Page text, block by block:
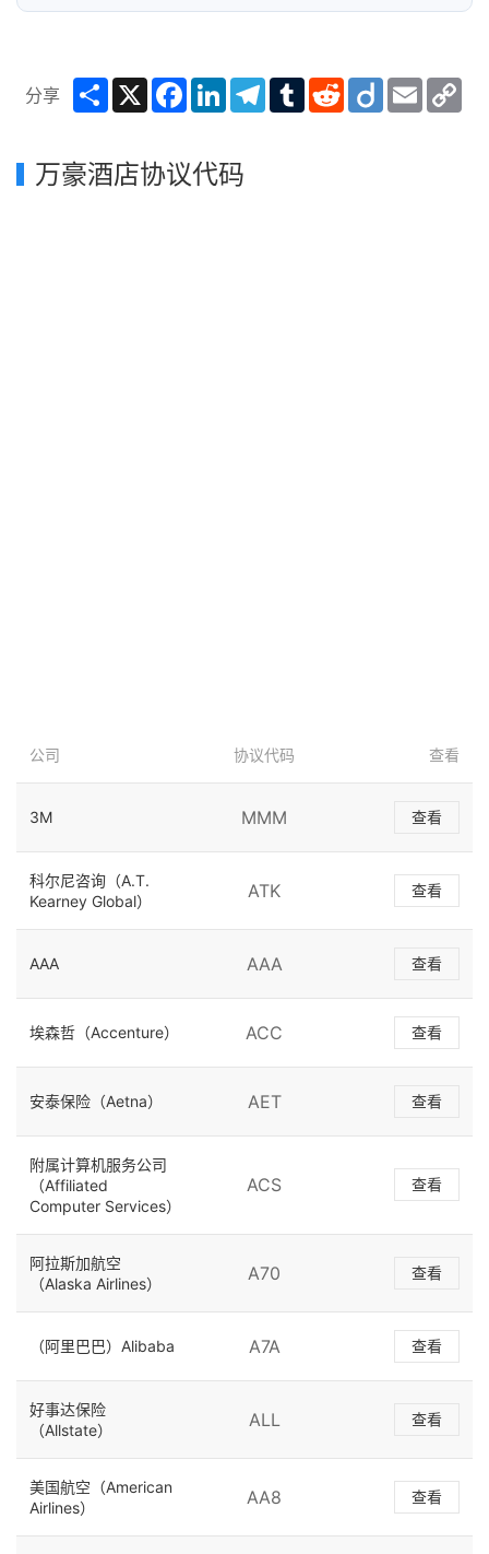
分享 ShareX Facebook
LinkedInTelegram
TumblrRedditDiigo Email
万豪酒店协议代码
公司 协议代码 查看
3M MMM 查看
科尔尼咨询（A.T.
Kearney Global）
ATK 查看
AAA AAA 查看
埃森哲（Accenture） ACC 查看
安泰保险（Aetna） AET 查看
附属计算机服务公司
（Affiliated
Computer Services）
ACS 查看
阿拉斯加航空
（Alaska Airlines）
A70 查看
（阿里巴巴）Alibaba A7A 查看
好事达保险
（Allstate）
ALL 查看
美国航空（American
Airlines）
AA8 查看